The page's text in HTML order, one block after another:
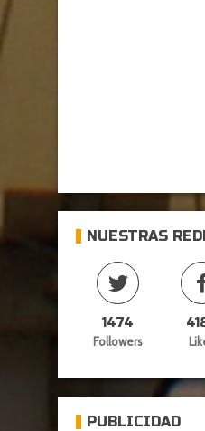
NUESTRAS
1474
Followers
PUBLICIDAD